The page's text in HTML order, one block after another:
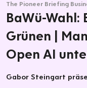
The Pioneer Briefing
BaWü-Wahl:
Grünen |
Open AI
Gabor Steingart